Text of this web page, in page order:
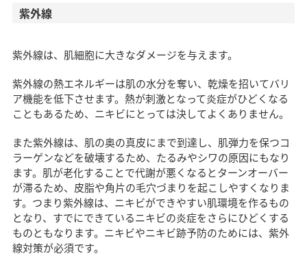
紫外線
紫外線は、肌細胞に大きなダメージを与えます。
紫外線の熱エネルギーは肌の水分を奪い、乾燥を招いてバリ
ア機能を低下させます。熱が刺激となって炎症がひどくなる
こともあるため、ニキビにとっては決してよくありません。
また紫外線は、肌の奥の真皮にまで到達し、肌弾力を保つコ
ラーゲンなどを破壊するため、たるみやシワの原因にもなり
ます。肌が老化することで代謝が悪くなるとターンオーバー
が滞るため、皮脂や角片の毛穴づまりを起こしやすくなりま
す。つまり紫外線は、ニキビができやすい肌環境を作るもの
となり、すでにできているニキビの炎症をさらにひどくする
ものともなります。ニキビやニキビ跡予防のためには、紫外
線対策が必須です。